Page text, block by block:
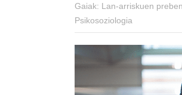
Gaiak: Lan-arriskuen
Psikosoziologia